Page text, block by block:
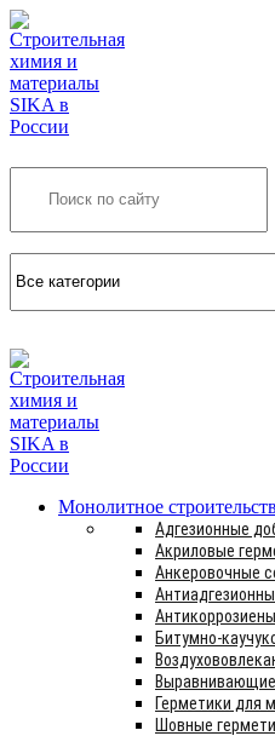
Монолитное
Адгезионные
Акриловые
Анкеровочные
Битумно-
Герметики для
Шовные